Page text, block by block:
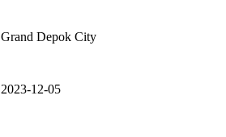
Grand Depok City
2023-12-05